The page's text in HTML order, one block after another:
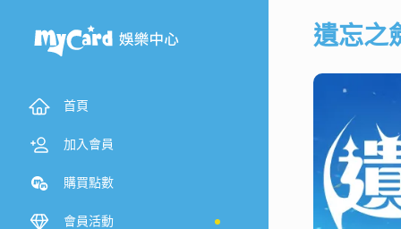
首頁
加入會員
購買點數
會員活動
遺忘之